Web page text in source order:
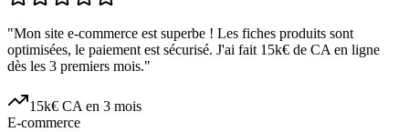
"Mon site e-commerce est superbe ! Les fiches produits sont
optimisées, le paiement est sécurisé. J'ai fait 15k€ de CA en ligne
dès les 3 premiers mois."
15k€ CA en 3 mois
E-commerce